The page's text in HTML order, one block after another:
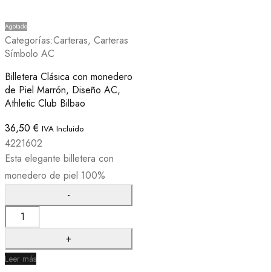
Agotado
Categorías:Carteras, Carteras
Símbolo AC
Billetera Clásica con monedero
de Piel Marrón, Diseño AC,
Athletic Club Bilbao
36,50€ IVA Incluido
4221602
Esta elegante billetera con
monedero de piel 100%
Leer más